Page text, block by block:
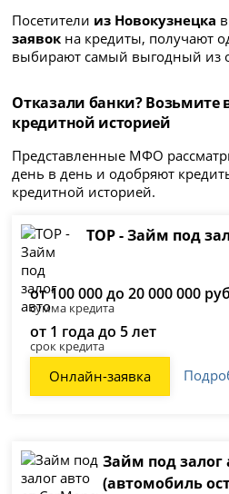
Посетители из Новокузнецка
заявок на кредиты, получают
выбирают самый выгодный из
Отказали банки? Возьмите
кредитной историей
Представленные МФО
день в день и одобряют
кредитной историей.
ТОР - Займ под
от 100 000 до 20 000 000
сумма кредита
от 1 года до 5 лет
срок кредита
Онлайн-заявка
Займ под залог
(автомобиль